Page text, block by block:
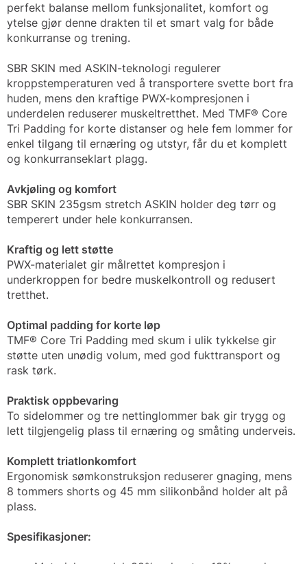
perfekt balanse mellom funksjonalitet, komfort og
ytelse gjør denne drakten til et smart valg for både
konkurranse og trening.
SBR SKIN med ASKIN-teknologi regulerer
kroppstemperaturen ved å transportere svette bort fra
huden, mens den kraftige PWX-kompresjonen i
underdelen reduserer muskeltretthet. Med TMF® Core
Tri Padding for korte distanser og hele fem lommer for
enkel tilgang til ernæring og utstyr, får du et komplett
og konkurranseklart plagg.
Avkjøling og komfort
SBR SKIN 235gsm stretch ASKIN holder deg tørr og
temperert under hele konkurransen.
Kraftig og lett støtte
PWX-materialet gir målrettet kompresjon i
underkroppen for bedre muskelkontroll og redusert
tretthet.
Optimal padding for korte løp
TMF® Core Tri Padding med skum i ulik tykkelse gir
støtte uten unødig volum, med god fukttransport og
rask tørk.
Praktisk oppbevaring
To sidelommer og tre nettinglommer bak gir trygg og
lett tilgjengelig plass til ernæring og småting underveis.
Komplett triatlonkomfort
Ergonomisk sømkonstruksjon reduserer gnaging, mens
8 tommers shorts og 45 mm silikonbånd holder alt på
plass.
Spesifikasjoner: